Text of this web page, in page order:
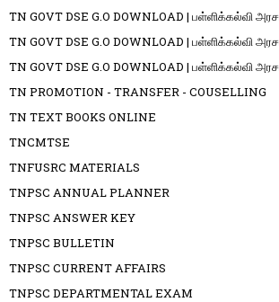
TN GOVT DSE G.O DOWNLOAD | பள்ளிக்கல்வி
TN GOVT DSE G.O DOWNLOAD | பள்ளிக்கல்வி
TN GOVT DSE G.O DOWNLOAD | பள்ளிக்கல்வி
TN PROMOTION - TRANSFER - COUSELLING
TN TEXT BOOKS ONLINE
TNCMTSE
TNFUSRC MATERIALS
TNPSC ANNUAL PLANNER
TNPSC ANSWER KEY
TNPSC BULLETIN
TNPSC CURRENT AFFAIRS
TNPSC DEPARTMENTAL EXAM